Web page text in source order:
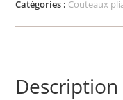
Catégories : Couteaux
Description